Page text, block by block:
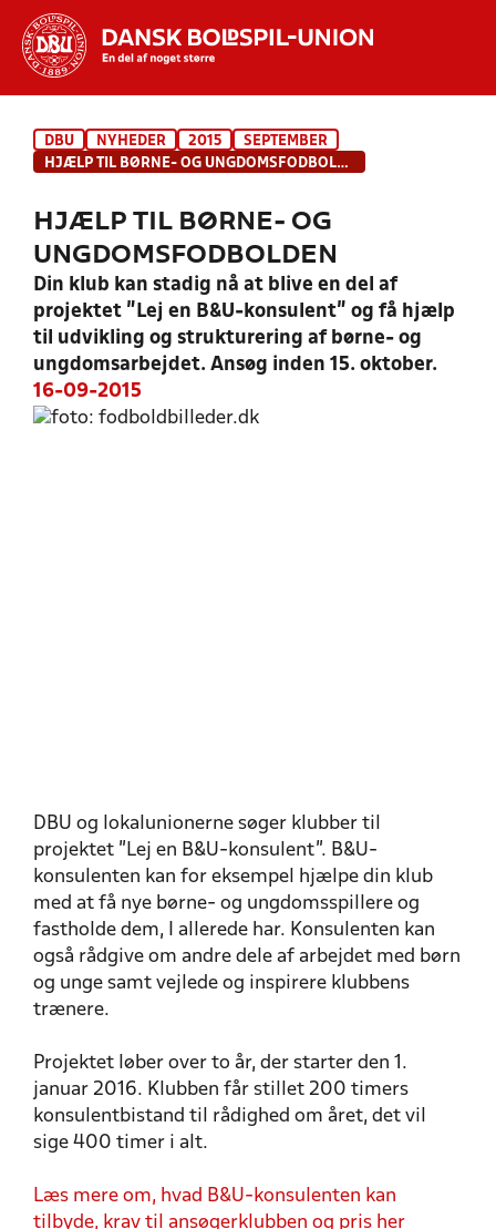
INDHOLD OG NYHEDER
HOLD
DBU NYHEDER 2015
SEPTEMBER
HJÆLP TIL BØRNE- OG UNGDOMSFODBOLDEN
HJÆLP TIL BØRNE- OG
UNGDOMSFODBOLDEN
Din klub kan stadig nå at blive en del af
projektet ”Lej en B&U-konsulent” og få hjælp
til udvikling og strukturering af børne- og
ungdomsarbejdet. Ansøg inden 15. oktober.
16-09-2015
DBU og lokalunionerne søger klubber til
projektet ”Lej en B&U-konsulent”. B&U-
konsulenten kan for eksempel hjælpe din klub
med at få nye børne- og ungdomsspillere og
fastholde dem, I allerede har. Konsulenten kan
også rådgive om andre dele af arbejdet med børn
og unge samt vejlede og inspirere klubbens
trænere.
Projektet løber over to år, der starter den 1.
januar 2016. Klubben får stillet 200 timers
konsulentbistand til rådighed om året, det vil
sige 400 timer i alt.
Læs mere om, hvad B&U-konsulenten kan
tilbyde, krav til ansøgerklubben og pris her